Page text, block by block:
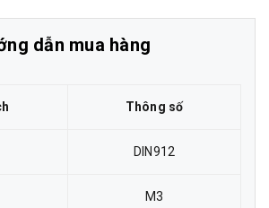
dẫn mua hàng
Thông số
DIN912
M3